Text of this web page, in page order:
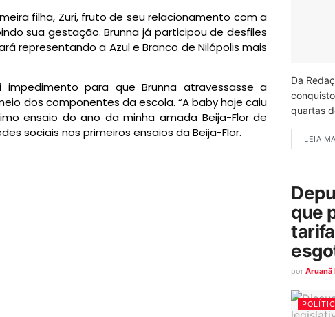
filha, Zuri, fruto de seu relacionamento com a
sua gestação. Brunna já participou de desfiles
representando a Azul e Branco de Nilópolis mais
para que Brunna atravessasse a
dos componentes da escola. “A baby hoje caiu
ensaio do ano da minha amada Beija-Flor de
sociais nos primeiros ensaios da Beija-Flor.
Da
quartas
LEIA
que
por Aruanã